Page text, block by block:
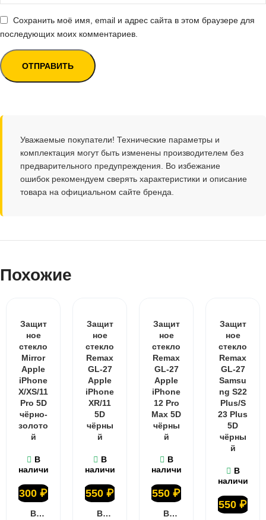
Сохранить моё имя, email и адрес сайта в этом браузере для
последующих моих комментариев.
Уважаемые покупатели! Технические параметры и
комплектация могут быть изменены производителем без
предварительного предупреждения. Во избежание
ошибок рекомендуем сверять характеристики и описание
товара на официальном сайте бренда.
Похожие
Защит
ное
стекло
Mirror
Apple
iPhone
X/XS/11
Pro 5D
чёрно-
золото
й
В
наличии
300 ₽
В КОРЗИНУ
Защит
ное
стекло
Remax
GL-27
Apple
iPhone
XR/11
5D
чёрны
й
В
наличии
550 ₽
В КОРЗИНУ
Защит
ное
стекло
Remax
GL-27
Apple
iPhone
12 Pro
Max 5D
чёрны
й
В
наличии
550 ₽
В КОРЗИНУ
Защит
ное
стекло
Remax
GL-27
Samsu
ng S22
Plus/S
23 Plus
5D
чёрны
й
В
наличии
550 ₽